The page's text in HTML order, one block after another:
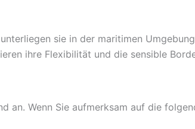
sie in der maritimen
ihre Flexibilität und die sensible
an. Wenn Sie aufmerksam auf die